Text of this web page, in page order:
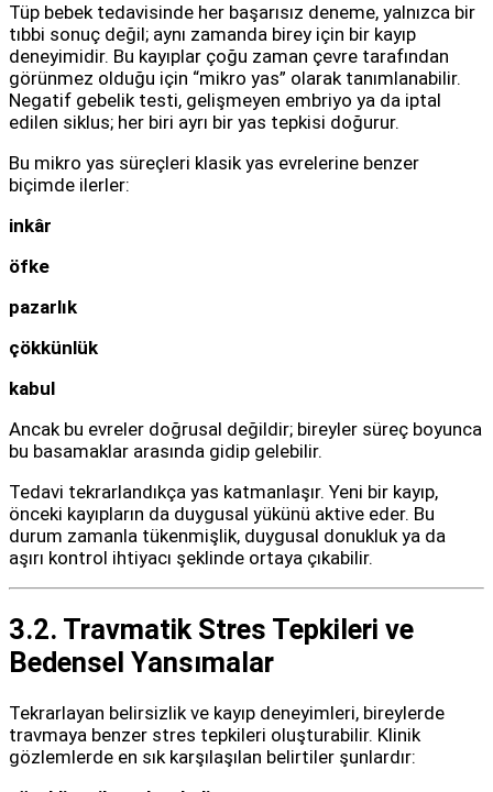
Tüp bebek tedavisinde her başarısız deneme, yalnızca bir
tıbbi sonuç değil; aynı zamanda birey için bir kayıp
deneyimidir. Bu kayıplar çoğu zaman çevre tarafından
görünmez olduğu için “mikro yas” olarak tanımlanabilir.
Negatif gebelik testi, gelişmeyen embriyo ya da iptal
edilen siklus; her biri ayrı bir yas tepkisi doğurur.
Bu mikro yas süreçleri klasik yas evrelerine benzer
biçimde ilerler:
inkâr
öfke
pazarlık
çökkünlük
kabul
Ancak bu evreler doğrusal değildir; bireyler süreç boyunca
bu basamaklar arasında gidip gelebilir.
Tedavi tekrarlandıkça yas katmanlaşır. Yeni bir kayıp,
önceki kayıpların da duygusal yükünü aktive eder. Bu
durum zamanla tükenmişlik, duygusal donukluk ya da
aşırı kontrol ihtiyacı şeklinde ortaya çıkabilir.
3.2. Travmatik Stres Tepkileri ve
Bedensel Yansımalar
Tekrarlayan belirsizlik ve kayıp deneyimleri, bireylerde
travmaya benzer stres tepkileri oluşturabilir. Klinik
gözlemlerde en sık karşılaşılan belirtiler şunlardır: